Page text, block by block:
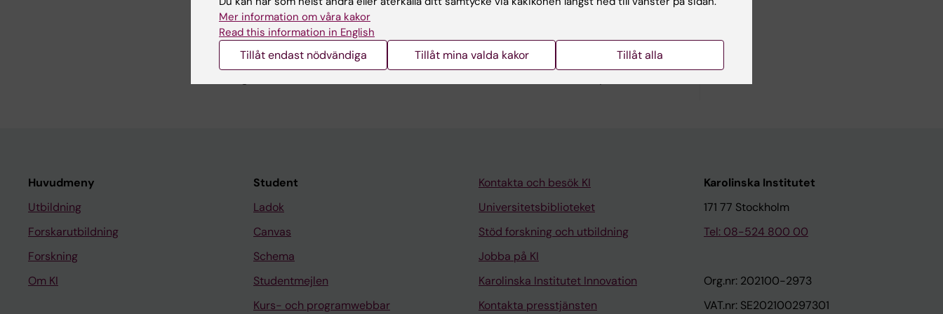
Emil Olausson är intresserad av medicinsk bildanalys, inklusive klassificering,
segmentering och filstrukturen av medicinska bilder. Tidigare erfarenhet omfattar
arbete med DT‑bilder, med särskilt fokus på metoder relaterade till skelett. Det
huvudsakliga intresset inom bildanalys ligger i att tillämpa artificiell intelligens och
Huvudmeny
Utbildning
Forskarutbildning
Forskning
Om KI
Student
Ladok
Canvas
Schema
Studentmejlen
Kurs- och programwebbar
Kontakta och besök KI
Universitetsbiblioteket
Stöd forskning och utbildning
Jobba på KI
Karolinska Institutet Innovation
Kontakta presstjänsten
Karolinska Institutet
171 77 Stockholm
Tel: 08-524 800 00
Org.nr: 202100-2973
VAT.nr: SE202100297301
Mer information om våra kakor
Read this information in English
Tillåt endast nödvändiga Tillåt mina valda kakor Tillåt alla